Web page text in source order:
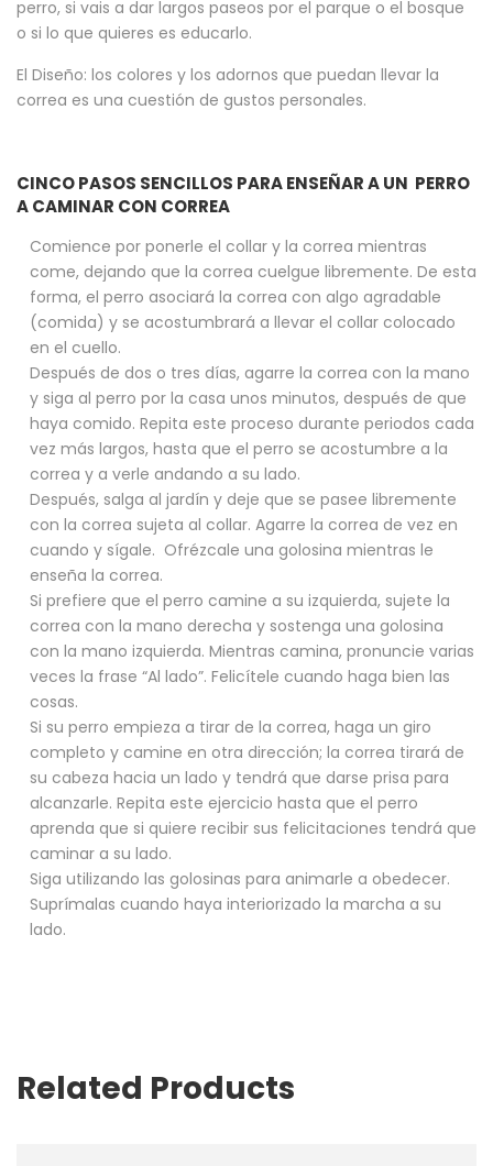
perro, si vais a dar largos paseos por el parque o el bosque
o si lo que quieres es educarlo.
El Diseño: los colores y los adornos que puedan llevar la
correa es una cuestión de gustos personales.
CINCO PASOS SENCILLOS PARA ENSEÑAR A UN PERRO
A CAMINAR CON CORREA
Comience por ponerle el collar y la correa mientras
come, dejando que la correa cuelgue libremente. De esta
forma, el perro asociará la correa con algo agradable
(comida) y se acostumbrará a llevar el collar colocado
en el cuello.
Después de dos o tres días, agarre la correa con la mano
y siga al perro por la casa unos minutos, después de que
haya comido. Repita este proceso durante periodos cada
vez más largos, hasta que el perro se acostumbre a la
correa y a verle andando a su lado.
Después, salga al jardín y deje que se pasee libremente
con la correa sujeta al collar. Agarre la correa de vez en
cuando y sígale. Ofrézcale una golosina mientras le
enseña la correa.
Si prefiere que el perro camine a su izquierda, sujete la
correa con la mano derecha y sostenga una golosina
con la mano izquierda. Mientras camina, pronuncie varias
veces la frase “Al lado”. Felicítele cuando haga bien las
cosas.
Si su perro empieza a tirar de la correa, haga un giro
completo y camine en otra dirección; la correa tirará de
su cabeza hacia un lado y tendrá que darse prisa para
alcanzarle. Repita este ejercicio hasta que el perro
aprenda que si quiere recibir sus felicitaciones tendrá que
caminar a su lado.
Siga utilizando las golosinas para animarle a obedecer.
Suprímalas cuando haya interiorizado la marcha a su
lado.
Related Products